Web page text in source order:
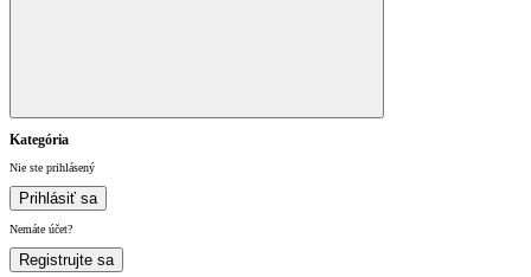
Kategória
Nie ste prihlásený
Prihlásiť sa
Nemáte účet?
Registrujte sa